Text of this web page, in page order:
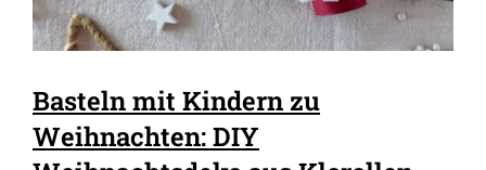
Basteln mit Kindern zu
Weihnachten: DIY